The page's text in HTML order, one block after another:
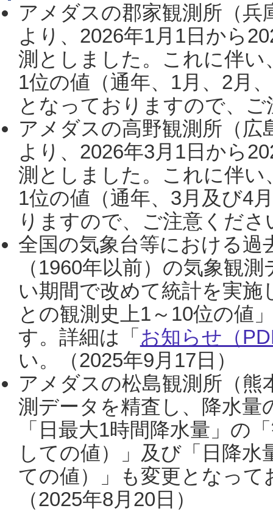
アメダスの郡家観測所（
より、2026年1月1日から
測としました。これに伴い
1位の値（通年、1月、2月
となっておりますので、
アメダスの高野観測所（
より、2026年3月1日から
測としました。これに伴い
1位の値（通年、3月及び4
りますので、ご注意くだ
全国の気象台等における過
（1960年以前）の気象観
い期間で改めて統計を実
との観測史上1～10位の値
す。詳細は「 お知らせ（
い。（2025年9月17日）
アメダスの松島観測所（熊
測データを精査し、降水
「日最大1時間降水量」の
しての値）」及び「日降
ての値）」も変更となっ
（2025年8月20日）